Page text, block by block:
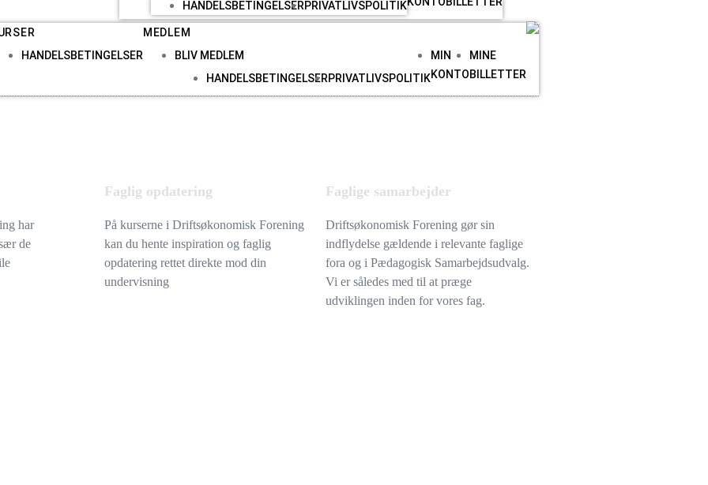
HANDELSBETINGELSERPRIVATLIVSPOLITIK
HANDELSBETINGELSER
MEDLEM
BLIV MEDLEM
HANDELSBETINGELSERPRIVATLIVSPOLITIK
MIN
KONTO
MINE
BILLETTER
har
de
Faglig opdatering
På kurserne i Driftsøkonomisk Forening
kan du hente inspiration og faglig
opdatering rettet direkte mod din
undervisning
Faglige samarbejder
Driftsøkonomisk Forening gør sin
indflydelse gældende i relevante faglige
fora og i Pædagogisk Samarbejdsudvalg.
Vi er således med til at præge
udviklingen inden for vores fag.